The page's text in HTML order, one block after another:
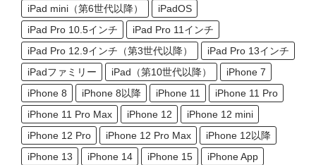
iPad mini（第6世代以降）
iPadOS
iPad Pro 10.5インチ
iPad Pro 11インチ
iPad Pro 12.9インチ（第3世代以降）
iPad Pro 13インチ
iPadファミリー
iPad（第10世代以降）
iPhone 7
iPhone 8
iPhone 8以降 iPhone 11
iPhone 11 Pro
iPhone 11 Pro Max
iPhone 12
iPhone 12 mini
iPhone 12 Pro
iPhone 12 Pro Max
iPhone 12以降
iPhone 13
iPhone 14 iPhone 15
iPhone App